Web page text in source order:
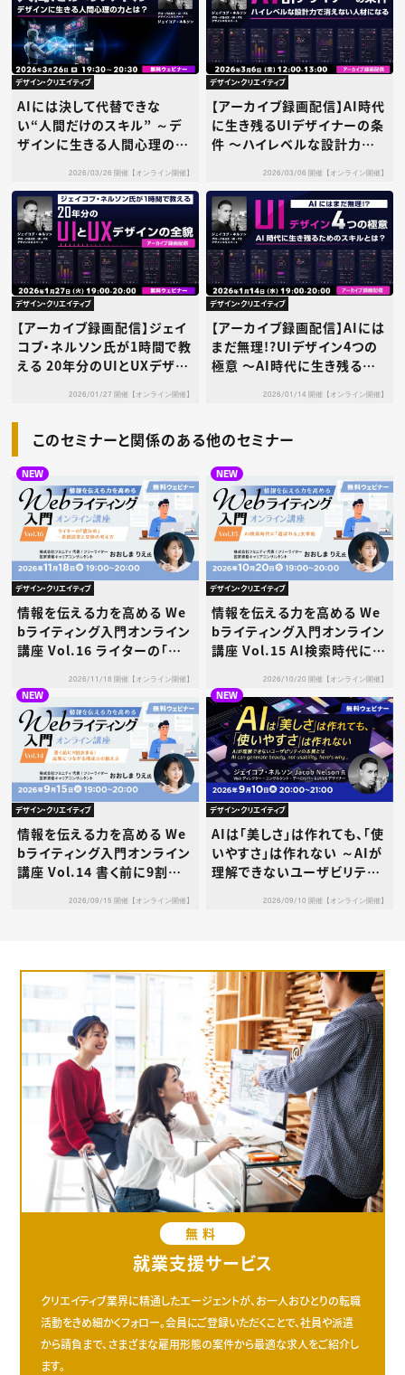
デザイン・クリエイティブ
AIには決して代替できな
い“人間だけのスキル” ～デ
ザインに生きる人間心理の力
2026/03/26 開催【オンライン開催】
デザイン・クリエイティブ
【アーカイブ録画配信】AI時代
に生き残るUIデザイナーの条
件 〜ハイレベルな設計力
2026/03/06 開催【オンライン開催】
デザイン・クリエイティブ
【アーカイブ録画配信】ジェイ
コブ・ネルソン氏が1時間で教
える 20年分のUIとUXデザイ
2026/01/27 開催【オンライン開催】
デザイン・クリエイティブ
【アーカイブ録画配信】AIには
まだ無理!?UIデザイン4つの
極意 〜AI時代に生き残るた
2026/01/14 開催【オンライン開催】
このセミナーと関係のある他のセミナー
NEW
デザイン・クリエイティブ
情報を伝える力を高める We
bライティング入門オンライン
講座 Vol.16 ライターの「値
え方
2026/11/18 開催【オンライン開催】
NEW
デザイン・クリエイティブ
情報を伝える力を高める We
bライティング入門オンライン
講座 Vol.15 AI検索時代に
2026/10/20 開催【オンライン開催】
NEW
デザイン・クリエイティブ
情報を伝える力を高める We
bライティング入門オンライン
講座 Vol.14 書く前に9割決
の鍛え方2026/09/15 開催【オンライン開催】
NEW
デザイン・クリエイティブ
AIは「美しさ」は作れても、「使
いやすさ」は作れない ～AIが
理解できないユーザビリティ
2026/09/10 開催【オンライン開催】
無料
就業支援サービス
クリエイティブ業界に精通したエージェントが、お一人おひとりの転職
活動をきめ細かくフォロー。会員にご登録いただくことで、社員や派遣
から請負まで、さまざまな雇用形態の案件から最適な求人をご紹介し
ます。